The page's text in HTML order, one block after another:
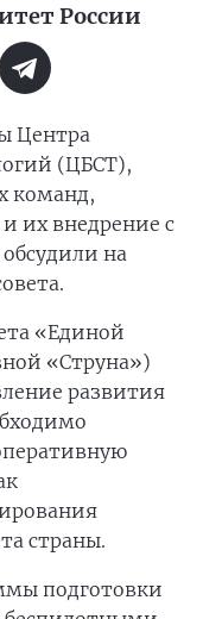
России
Центра
(ЦБСТ),
команд,
их внедрение с
на
«Единой
«Струна»)
развития
страны.
подготовки